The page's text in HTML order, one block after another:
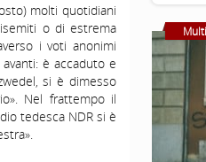
molti quotidiani
o di estrema
i voti anonimi
è accaduto e
si è dimesso
Nel frattempo il
tedesca NDR si è